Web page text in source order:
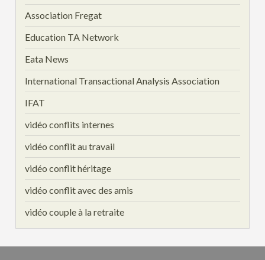
Association Fregat
Education TA Network
Eata News
International Transactional Analysis Association
IFAT
vidéo conflits internes
vidéo conflit au travail
vidéo conflit héritage
vidéo conflit avec des amis
vidéo couple à la retraite